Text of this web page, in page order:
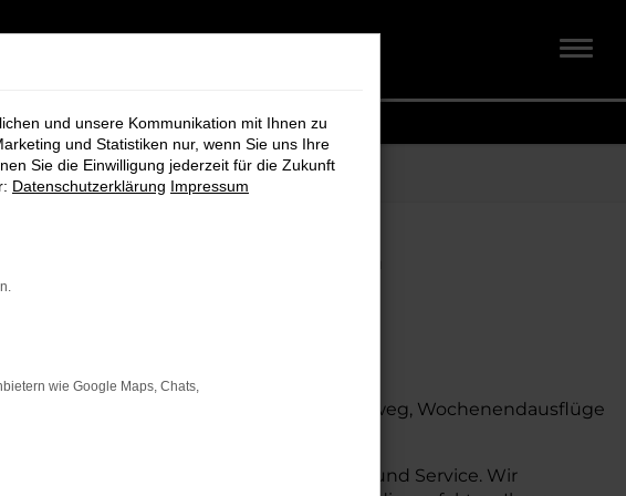
+ Koch für
suchen. Ob für den täglichen Arbeitsweg, Wochenendausflüge
als auch auf dem Land glänzt.
auch umfassende Beratung und Service. Wir
und unsere Kommunikation mit Ihnen zu
und Statistiken nur, wenn Sie uns Ihre
Sie die Einwilligung jederzeit für die Zukunft
Datenschutzerklärung Impressum
wie Google Maps, Chats,